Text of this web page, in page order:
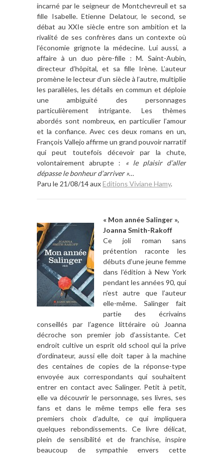
incarné par le seigneur de Montchevreuil et sa
fille Isabelle. Etienne Delatour, le second, se
débat au XXIe siècle entre son ambition et la
rivalité de ses confrères dans un contexte où
l’économie grignote la médecine. Lui aussi, a
affaire à un duo père-fille : M. Saint-Aubin,
directeur d’hôpital, et sa fille Irène. L’auteur
promène le lecteur d’un siècle à l’autre, multiplie
les parallèles, les détails en commun et déploie
une ambiguïté des personnages
particulièrement intrigante. Les thèmes
abordés sont nombreux, en particulier l’amour
et la confiance. Avec ces deux romans en un,
François Vallejo affirme un grand pouvoir narratif
qui peut toutefois décevoir par la chute,
volontairement abrupte :
« le plaisir d’aller
dépasse le bonheur d’arriver »…
Paru le 21/08/14 auxEditions Viviane Hamy.
« Mon année Salinger »,
Joanna Smith-Rakoff
Ce joli roman sans
prétention raconte les
débuts d’une jeune femme
dans l’édition à New York
pendant les années 90, qui
n’est autre que l’auteur
elle-même. Salinger fait
partie des écrivains
conseillés par l’agence littéraire où Joanna
décroche son premier job d’assistante. Cet
endroit cultive un esprit old school qui la prive
d’ordinateur, aussi elle doit taper à la machine
des centaines de copies de la réponse-type
envoyée aux correspondants qui souhaitent
entrer en contact avec Salinger. Petit à petit,
elle va découvrir le personnage, ses livres, ses
fans et dans le même temps elle fera ses
premiers choix d’adulte, ce qui impliquera
quelques rebondissements. Ce livre délicat,
plein de sensibilité et de franchise, inspire
beaucoup de sympathie envers cette